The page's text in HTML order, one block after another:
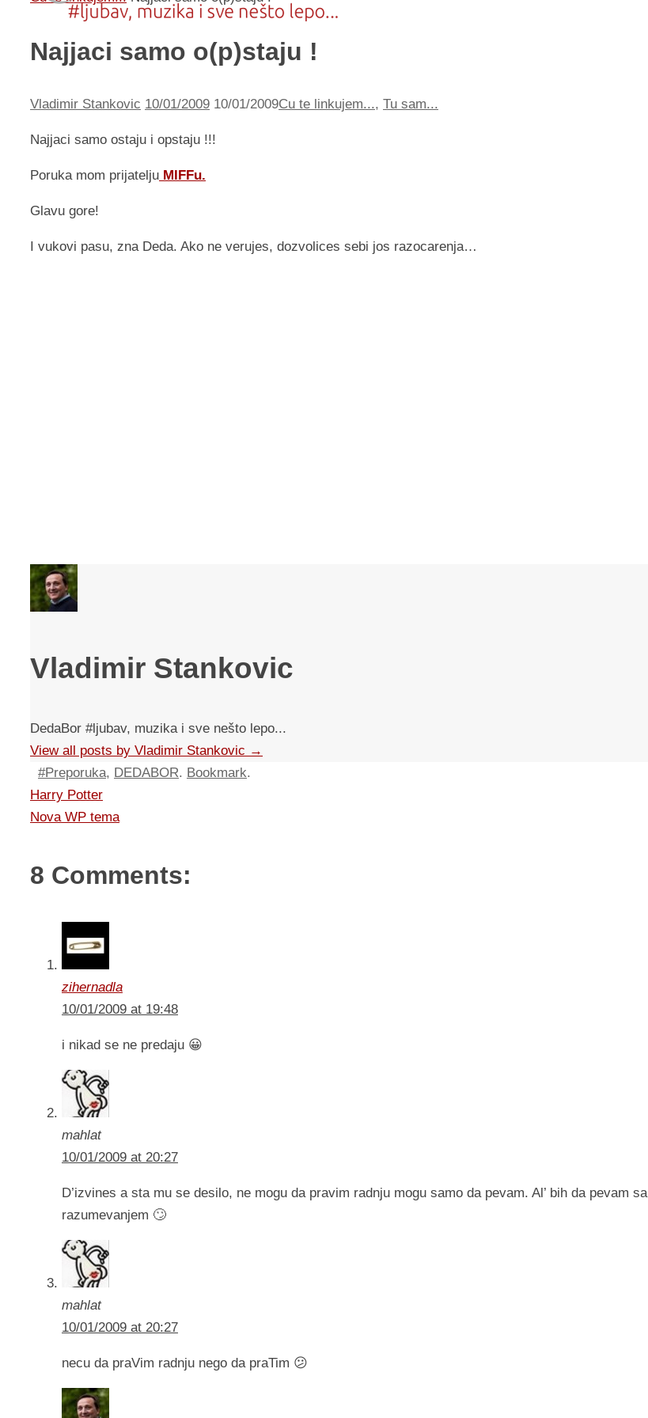
Najjaci samo o(p)staju !
Vladimir Stankovic 10/01/2009 10/01/2009Cu te linkujem..., Tu sam...
Najjaci samo ostaju i opstaju !!!
Poruka mom prijatelju MIFFu.
Glavu gore!
I vukovi pasu, zna Deda. Ako ne verujes, dozvolices sebi jos razocarenja…
Vladimir Stankovic
DedaBor #ljubav, muzika i sve nešto lepo...
View all posts by Vladimir Stankovic →
#Preporuka, DEDABOR. Bookmark.
Harry Potter
Nova WP tema
8 Comments:
zihernadla
10/01/2009 at 19:48
i nikad se ne predaju 😀
mahlat
10/01/2009 at 20:27
D’izvines a sta mu se desilo, ne mogu da pravim radnju mogu samo da pevam. Al’ bih da pevam sa
razumevanjem 🙄
mahlat
10/01/2009 at 20:27
necu da praVim radnju nego da praTim 😕